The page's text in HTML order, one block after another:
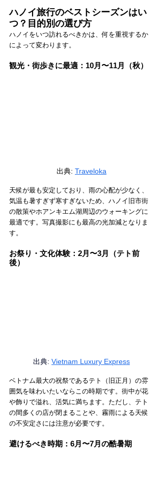
ハノイ旅行のベストシーズンはい
つ？目的別の選び方
ハノイをいつ訪れるべきかは、何を重視するか
によって変わります。
観光・街歩きに最適：10月〜11月（秋）
出典: Traveloka
天候が最も安定しており、雨の心配が少なく、
気温も暑すぎず寒すぎないため、ハノイ旧市街
の散策やホアンキエム湖周辺のウォーキングに
最適です。写真撮影にも最高の光加減となりま
す。
お祭り・文化体験：2月〜3月（テト前
後）
出典: Vietnam Luxury Express
ベトナム最大の祝祭であるテト（旧正月）の雰
囲気を味わいたいならこの時期です。街中が花
や飾りで溢れ、活気に満ちます。ただし、テト
の間多くの店が閉まることや、霧雨による天候
の不安定さには注意が必要です。
避けるべき時期：6月〜7月の酷暑期